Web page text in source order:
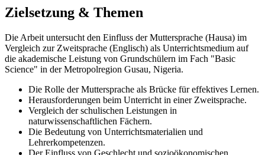
Zielsetzung & Themen
Die Arbeit untersucht den Einfluss der Muttersprache (Hausa) im
Vergleich zur Zweitsprache (Englisch) als Unterrichtsmedium auf
die akademische Leistung von Grundschülern im Fach "Basic
Science" in der Metropolregion Gusau, Nigeria.
Die Rolle der Muttersprache als Brücke für effektives Lernen.
Herausforderungen beim Unterricht in einer Zweitsprache.
Vergleich der schulischen Leistungen in
naturwissenschaftlichen Fächern.
Die Bedeutung von Unterrichtsmaterialien und
Lehrerkompetenzen.